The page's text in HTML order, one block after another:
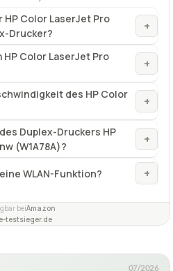
Color LaserJet Pro
Drucker?
+
HP Color LaserJet Pro
+
des HP Color
+
Duplex-Druckers HP
(W1A78A)?
+
WLAN-Funktion? +
beiAmazon
testsieger.de
07/2026